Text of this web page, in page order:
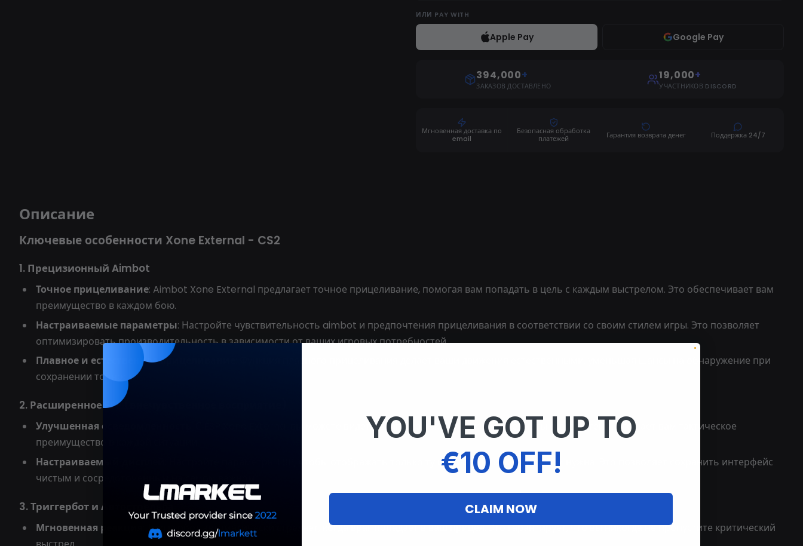
ИЛИ PAY WITH
Apple Pay Google Pay
394,000+
ЗАКАЗОВ ДОСТАВЛЕНО
19,000+
УЧАСТНИКОВ DISCORD
Мгновенная доставка по
email
Безопасная обработка
платежей
Гарантия возврата денег Поддержка 24/7
Описание
Ключевые особенности Xone External - CS2
1. Прецизионный Aimbot
Точное прицеливание: Aimbot Xone External предлагает точное прицеливание, помогая вам попадать в цель с каждым выстрелом. Это обеспечивает вам
преимущество в каждом бою.
Настраиваемые параметры: Настройте чувствительность aimbot и предпочтения прицеливания в соответствии со своим стилем игры. Это позволяет
оптимизировать производительность в зависимости от ваших игровых потребностей.
Плавное и естественное прицеливание
: Функция плавного прицеливания делает ваши движения естественными, уменьшая шансы на обнаружение при
сохранении точности.
2. Расширенное ESP (внечувственное восприятие)
Улучшенная осведомленность
: С ESP Xone External вы можете видеть врагов, оружие и важные предметы сквозь стены. Это дает вам тактическое
преимущество в каждой ситуации.
Настраиваемый дисплей
: Настройте параметры ESP, чтобы отображать только ту информацию, которая вам нужна. Это позволяет сохранить интерфейс
чистым и сосредоточенным на самом важном.
3. Триггербот и Автострельба
Мгновенная реакция
: Триггербот автоматически стреляет, когда враг попадает в ваш прицел. Это гарантирует, что вы никогда не пропустите критический
YOU'VE GOT UP TO
€10 OFF!
CLAIM NOW